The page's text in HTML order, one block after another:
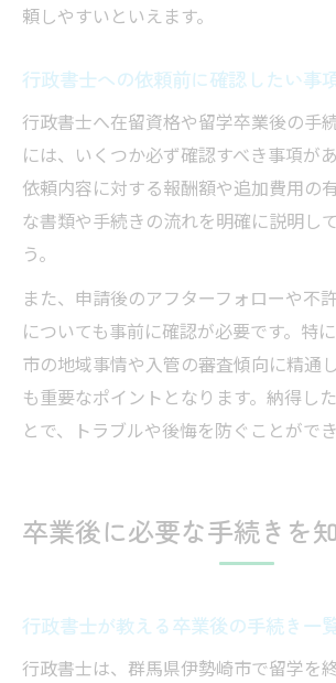
頼しやすいといえます。
行政書士への依頼前に確認したい事
行政書士へ在留資格や留学卒業後の手
には、いくつか必ず確認すべき事項があ
依頼内容に対する報酬額や追加費用の
な書類や手続きの流れを明確に説明し
う。
また、申請後のアフターフォローや不
についても事前に確認が必要です。特
市の地域事情や入管の審査傾向に精通
も重要なポイントとなります。納得し
とで、トラブルや後悔を防ぐことができ
卒業後に必要な手続きを
行政書士が教える卒業後の手続き一
行政書士は、群馬県伊勢崎市で留学を